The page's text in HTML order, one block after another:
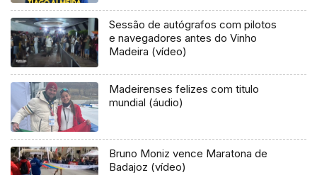
Sessão de autógrafos com pilotos
e navegadores antes do Vinho
Madeira (vídeo)
Madeirenses felizes com titulo
mundial (áudio)
Bruno Moniz vence Maratona de
Badajoz (vídeo)